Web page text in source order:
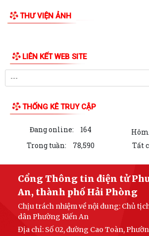
Công văn số: 3386/UBND-KT về viêc
Các chí lãnh đạo Đảng ủy, HĐND, UBND
Công văn số 3385/UBND-KT ngày 29/7/2026
công khai Quyết định số 2622/QĐ-UBND...
Nghị quyết số 23/2026/NQ-HĐND ngày 28/7/
Kế hoạch số 274/KH-UBND ngày 30/7/2026
hiện Nghị quyết số 01/2026/NQ-HĐND,...
Phường Kiến An tặng quà chúc mừng cán bộ,
653 hoàn thành xuất sắc nhiệm vụ...
Đang online: 164 Hôm
Trong tuần:
78,590 Tất